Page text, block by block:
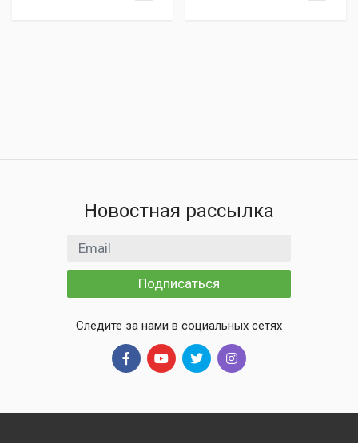
Новостная рассылка
Email адрес
Подписаться
Следите за нами в социальных сетях